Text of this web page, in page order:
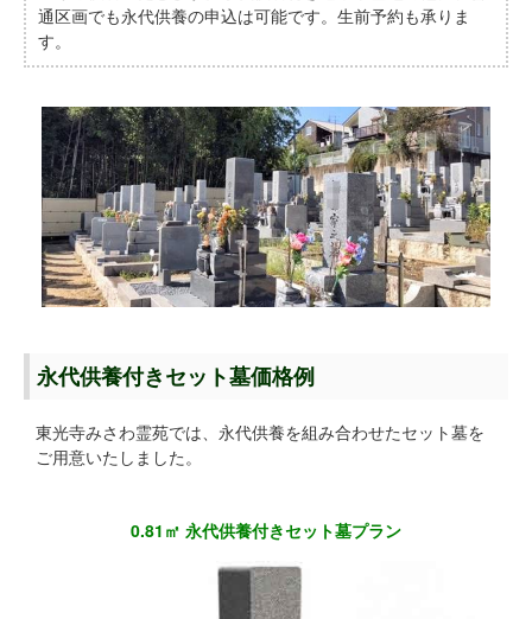
通区画でも永代供養の申込は可能です。生前予約も承りま
す。
永代供養付きセット墓価格例
東光寺みさわ霊苑では、永代供養を組み合わせたセット墓を
ご用意いたしました。
0.81㎡ 永代供養付きセット墓プラン